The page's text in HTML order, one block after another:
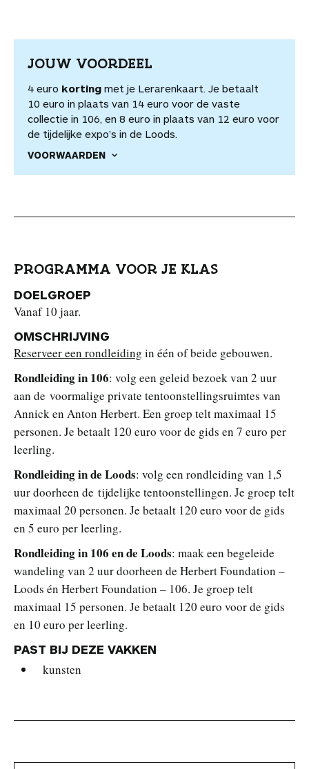
JOUW VOORDEEL
4 euro korting met je Lerarenkaart. Je betaalt
10 euro in plaats van 14 euro voor de vaste
collectie in 106, en 8 euro in plaats van 12 euro voor
de tijdelijke expo’s in de Loods.
VOORWAARDEN
PROGRAMMA VOOR JE KLAS
DOELGROEP
Vanaf 10 jaar.
OMSCHRIJVING
Reserveer een rondleiding in één of beide gebouwen.
Rondleiding in 106: volg een geleid bezoek van 2 uur
aan de voormalige private tentoonstellingsruimtes van
Annick en Anton Herbert. Een groep telt maximaal 15
personen. Je betaalt 120 euro voor de gids en 7 euro per
leerling.
Rondleiding in de Loods: volg een rondleiding van 1,5
uur doorheen de tijdelijke tentoonstellingen. Je groep telt
maximaal 20 personen. Je betaalt 120 euro voor de gids
en 5 euro per leerling.
Rondleiding in 106 en de Loods: maak een begeleide
wandeling van 2 uur doorheen de Herbert Foundation –
Loods én Herbert Foundation – 106. Je groep telt
maximaal 15 personen. Je betaalt 120 euro voor de gids
en 10 euro per leerling.
PAST BIJ DEZE VAKKEN
kunsten